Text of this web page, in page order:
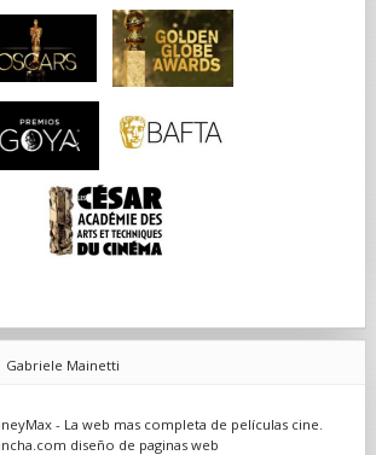
Gabriele Mainetti
- La web mas completa de películas cine.
diseño de paginas web